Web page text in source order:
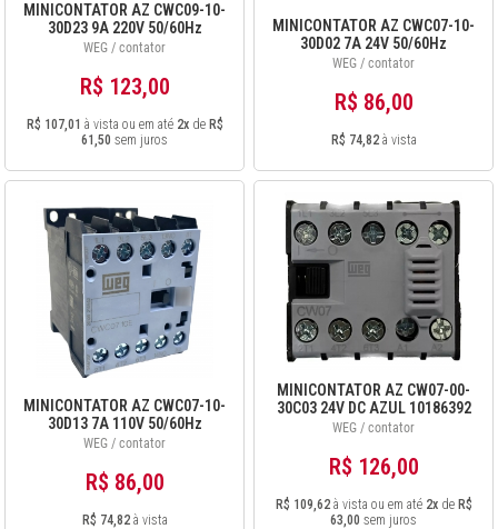
MINICONTATOR AZ CWC09-10-
30D23 9A 220V 50/60Hz
12487232
WEG / contator
R$ 123,00
R$ 107,01 à vista ou em até 2xde R$
61,50 sem juros
MINICONTATOR AZ CWC07-10-
30D02 7A 24V 50/60Hz
12487293
WEG / contator
R$ 86,00
R$ 74,82à vista
MINICONTATOR AZ CWC07-10-
30D13 7A 110V 50/60Hz
12487364
WEG / contator
R$ 86,00
R$ 74,82à vista
MINICONTATOR AZ CW07-00-
30C03 24V DC AZUL 10186392
WEG / contator
R$ 126,00
R$ 109,62à vista ou em até 2xde R$
63,00 sem juros